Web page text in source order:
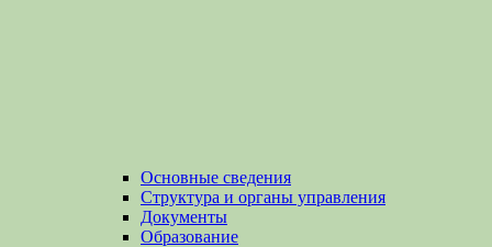
Основные сведения
Структура и органы управления
Документы
Образование